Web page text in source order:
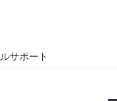
サポート